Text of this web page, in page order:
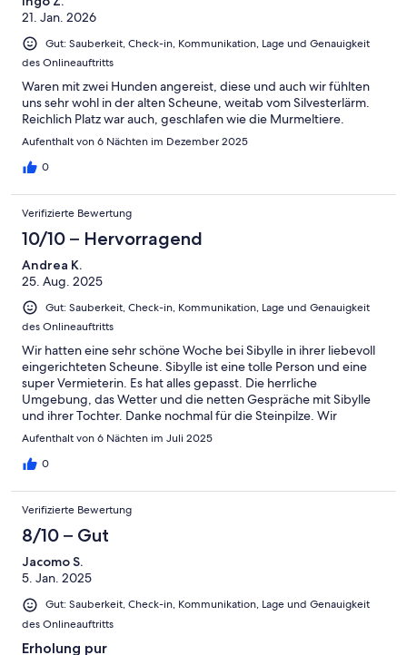
21. Jan. 2026
Gut: Sauberkeit, Check-in, Kommunikation, Lage und Genauigkeit
des Onlineauftritts
Waren mit zwei Hunden angereist, diese und auch wir fühlten
uns sehr wohl in der alten Scheune, weitab vom Silvesterlärm.
Reichlich Platz war auch, geschlafen wie die Murmeltiere.
Aufenthalt von 6 Nächten im Dezember 2025
0
Verifizierte Bewertung
10/10 – Hervorragend
Andrea K.
25. Aug. 2025
Gut: Sauberkeit, Check-in, Kommunikation, Lage und Genauigkeit
des Onlineauftritts
Wir hatten eine sehr schöne Woche bei Sibylle in ihrer liebevoll
eingerichteten Scheune. Sibylle ist eine tolle Person und eine
super Vermieterin. Es hat alles gepasst. Die herrliche
Umgebung, das Wetter und die netten Gespräche mit Sibylle
und ihrer Tochter. Danke nochmal für die Steinpilze. Wir
kommen gerne wieder. Dirk und Andrea Unsere E-Bikes
Aufenthalt von 6 Nächten im Juli 2025
0
Verifizierte Bewertung
8/10 – Gut
Jacomo S.
5. Jan. 2025
Gut: Sauberkeit, Check-in, Kommunikation, Lage und Genauigkeit
des Onlineauftritts
Erholung pur